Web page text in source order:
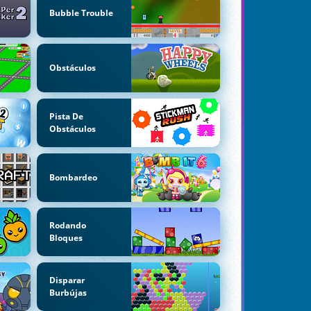
Bubble Trouble
Obstáculos
Pista De
Obstáculos
Bombardeo
Rodando
Bloques
Disparar
Burbújas